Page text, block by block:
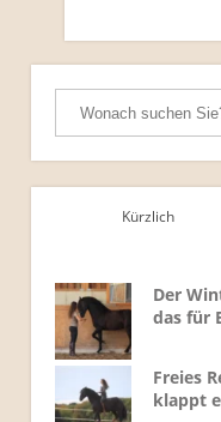
Kürzlich
Der
das für
Freies
klappt